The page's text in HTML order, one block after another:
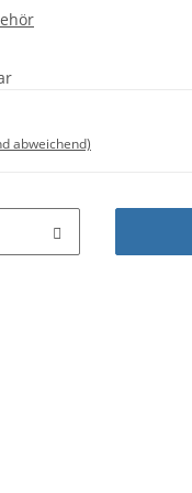
abweichend)